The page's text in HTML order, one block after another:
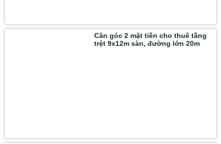
Căn góc 2 mặt tiền cho thuê tầng
trệt 9x12m sàn, đường lớn 20m